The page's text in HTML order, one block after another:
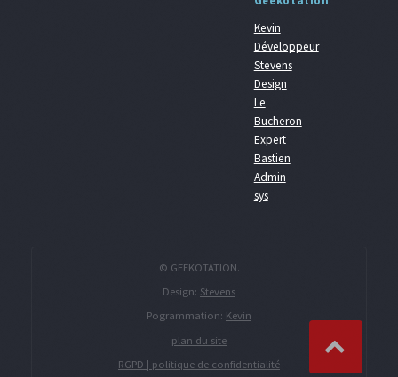
Kevin
Développeur
Stevens
Design
Le
Bucheron
Expert
Bastien
Admin
sys
© GEEKOTATION.
Design: Stevens
Pogrammation: Kevin
plan du site
RGPD | politique de confidentialité